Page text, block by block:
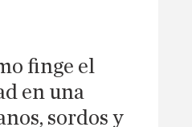
finge el
en una
sordos y